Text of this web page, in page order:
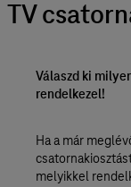
lakossági
TV
Válaszd ki
rendelkezel!
Ha a már
melyikkel